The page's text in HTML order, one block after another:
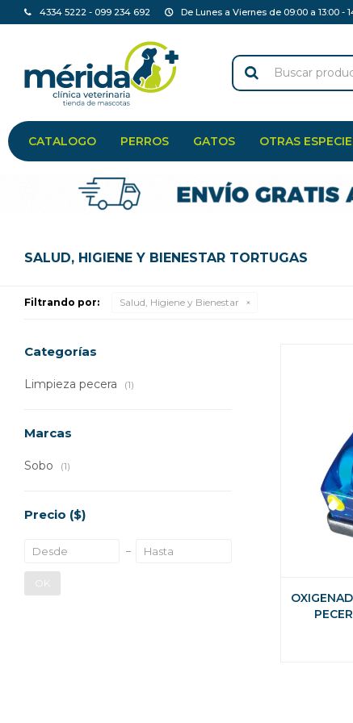
CATALOGO PERROS GATOS OTRAS
4334 5222 - 099 234 692 De Lunes a Viernes de 09:00 a 13:00 -
SALUD, HIGIENE Y BIENESTAR TORTUGAS
Filtrando por: Salud, Higiene y Bienestar
Categorías
Limpieza pecera (1)
Marcas
Sobo (1)
Precio ($)
OK